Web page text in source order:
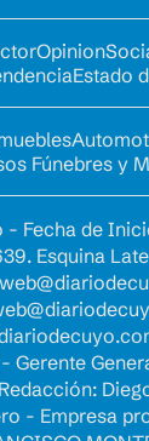
Opinion
Estado
Fúnebres y
- Fecha de
Esquina
Gerente
- Empresa